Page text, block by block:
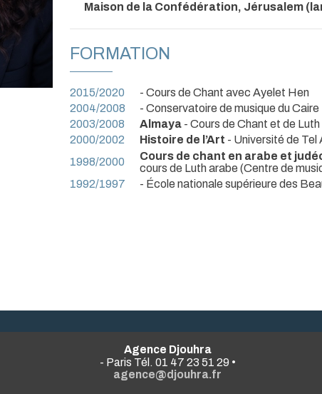
Maison de la Confédération, Jérusalem
FORMATION
2015/2020
- Cours de Chant avec Ayelet Hen
2004/2008
- Conservatoire de musique du Caire
2003/2008
Almaya - Cours de Chant et de Luth
2000/2002
Histoire de l’Art - Université de Tel
1998/2000
Cours de chant en arabe et
cours de Luth arabe (Centre de
1992/1997
- École nationale supérieure des
Agence Djouhra
- Paris Tél. 01 47 23 51 29 •
agence@djouhra.fr